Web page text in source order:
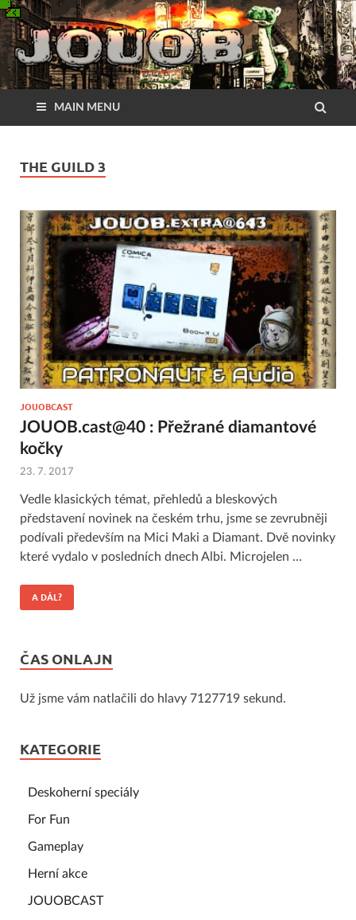
MAIN MENU
THE GUILD 3
JOUOBCAST
JOUOB.cast@40 : Přežrané diamantové
kočky
23. 7. 2017
Vedle klasických témat, přehledů a bleskových
představení novinek na českém trhu, jsme se zevrubněji
podívali především na Mici Maki a Diamant. Dvě novinky
které vydalo v posledních dnech Albi. Microjelen …
A DÁL?
ČAS ONLAJN
Už jsme vám natlačili do hlavy 7127719 sekund.
KATEGORIE
Deskoherní speciály
For Fun
Gameplay
Herní akce
JOUOBCAST